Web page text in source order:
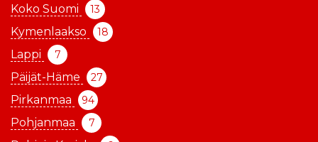
Koko Suomi 13
Kymenlaakso 18
Lappi 7
Päijät-Häme 27
Pirkanmaa 94
Pohjanmaa 7